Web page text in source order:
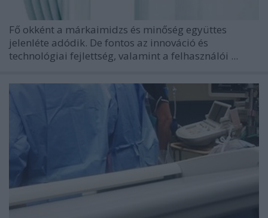
Fő okként a márkaimidzs és minőség együttes
jelenléte adódik. De fontos az innováció és
technológiai fejlettség, valamint a felhasználói ...